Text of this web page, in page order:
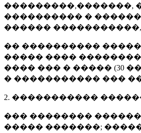
���������,�������,
���������� �
������
�� ����������
����� ����
���� ��� � ����� (30
� ����������� ���
2. �����������
��� ��������
����� �������;